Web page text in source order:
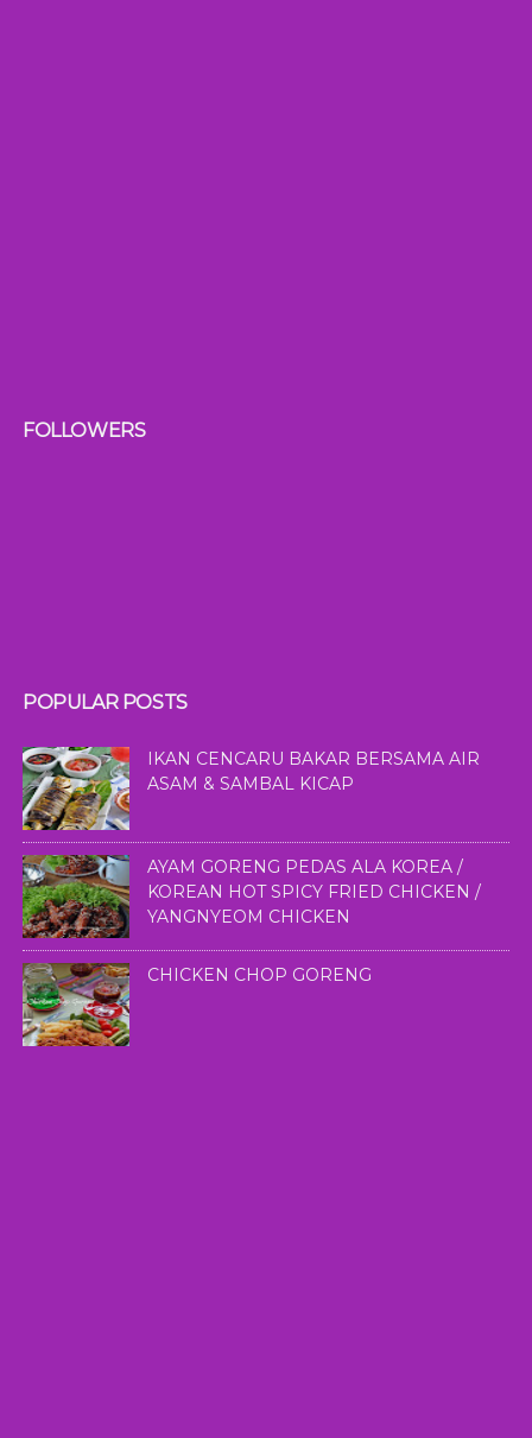
FOLLOWERS
POPULAR POSTS
IKAN CENCARU BAKAR BERSAMA AIR
ASAM & SAMBAL KICAP
AYAM GORENG PEDAS ALA KOREA /
KOREAN HOT SPICY FRIED CHICKEN /
YANGNYEOM CHICKEN
CHICKEN CHOP GORENG